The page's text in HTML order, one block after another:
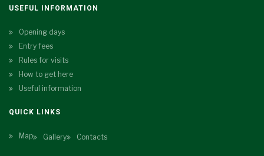
USEFUL INFORMATION
Opening days
Entry fees
Rules for visits
How to get here
Useful information
QUICK LINKS
Map Gallery Contacts